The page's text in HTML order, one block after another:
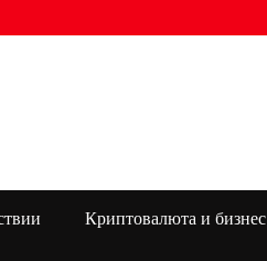
Криптовалюта и бизнес